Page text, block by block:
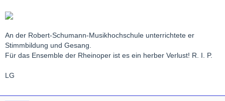
An der Robert-Schumann-Musikhochschule unterrichtete er
Stimmbildung und Gesang.
Für das Ensemble der Rheinoper ist es ein herber Verlust! R. I. P.
LG